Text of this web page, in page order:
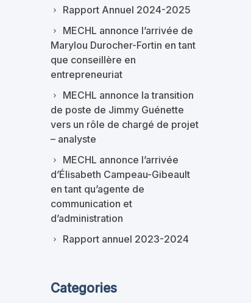
Rapport Annuel 2024-2025
MECHL annonce l’arrivée de
Marylou Durocher-Fortin en tant
que conseillère en
entrepreneuriat
MECHL annonce la transition
de poste de Jimmy Guénette
vers un rôle de chargé de projet
– analyste
MECHL annonce l’arrivée
d’Élisabeth Campeau-Gibeault
en tant qu’agente de
communication et
d’administration
Rapport annuel 2023-2024
Categories